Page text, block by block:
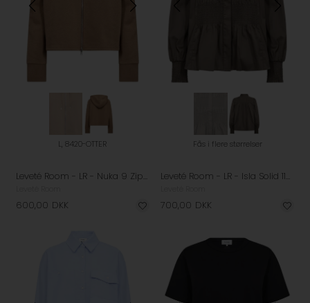
L, 8420-OTTER
Leveté Room - LR - Nuka 9 Zip Up Hoodie - Otter
600,00 DKK
Fås i flere størrelser
Leveté Room - LR - Isla Solid 117 Skjorte - Chocolate Chip
700,00 DKK